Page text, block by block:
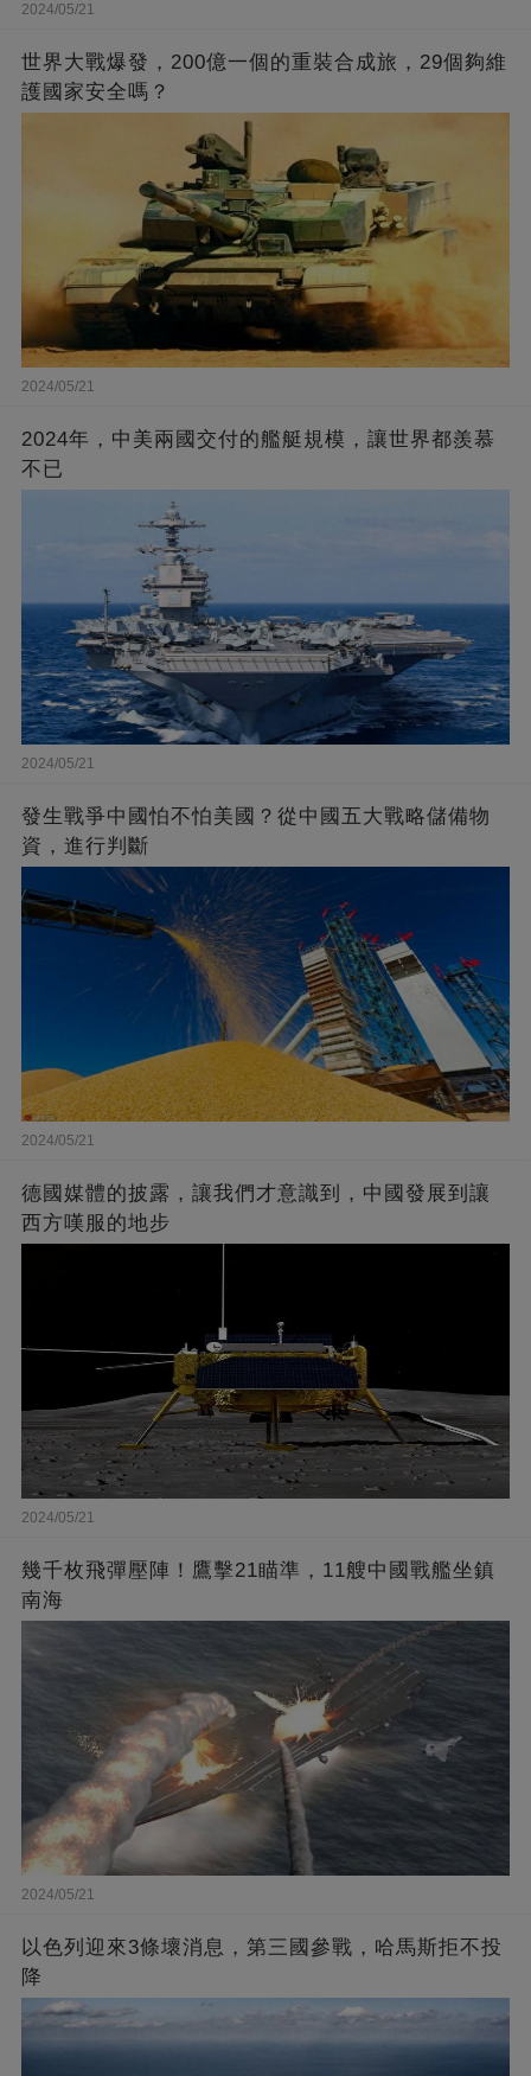
2024/05/21
世界大戰爆發，200億一個的重裝合成旅，29個夠維
護國家安全嗎？
2024/05/21
2024年，中美兩國交付的艦艇規模，讓世界都羨慕
不已
2024/05/21
發生戰爭中國怕不怕美國？從中國五大戰略儲備物
資，進行判斷
2024/05/21
德國媒體的披露，讓我們才意識到，中國發展到讓
西方嘆服的地步
2024/05/21
幾千枚飛彈壓陣！鷹擊21瞄準，11艘中國戰艦坐鎮
南海
2024/05/21
以色列迎來3條壞消息，第三國參戰，哈馬斯拒不投
降